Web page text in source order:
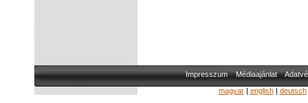
Impresszum Médiaajánlat
magyar| english| deutsch